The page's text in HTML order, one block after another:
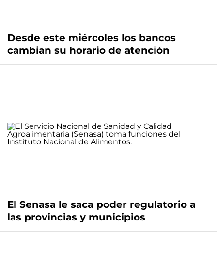
Desde este miércoles los bancos
cambian su horario de atención
El Senasa le saca poder regulatorio a
las provincias y municipios